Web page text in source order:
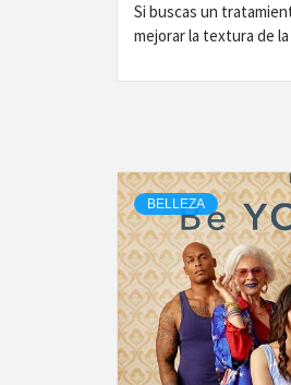
Si buscas un
mejorar la textura de
BELLEZA